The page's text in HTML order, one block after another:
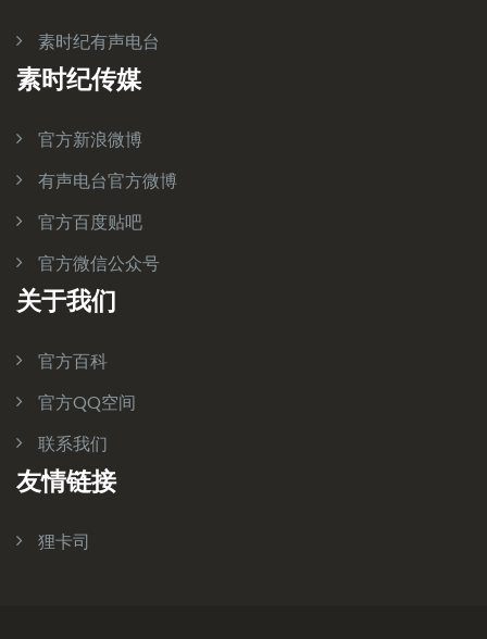
素时纪有声电台
素时纪传媒
官方新浪微博
有声电台官方微博
官方百度贴吧
官方微信公众号
关于我们
官方百科
官方QQ空间
联系我们
友情链接
狸卡司